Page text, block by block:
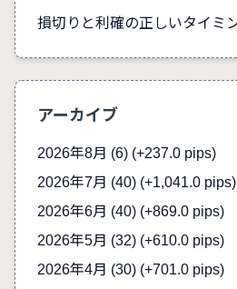
アーカイブ
2026年8月 (6) (+237.0 pips)
2026年7月 (40) (+1,041.0 pips)
2026年6月 (40) (+869.0 pips)
2026年5月 (32) (+610.0 pips)
2026年4月 (30) (+701.0 pips)